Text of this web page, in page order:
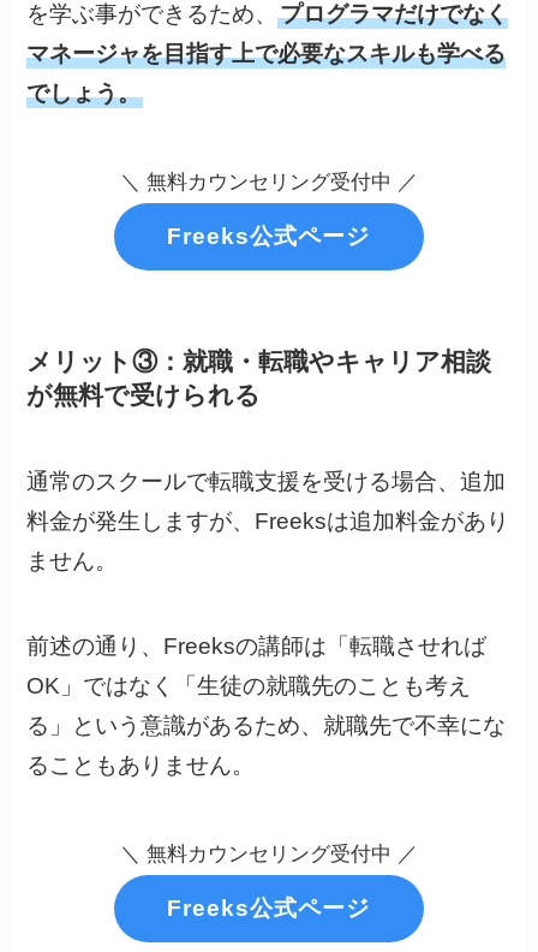
を学ぶ事ができるため、プログラマだけでなく
マネージャを目指す上で必要なスキルも学べる
でしょう。
＼ 無料カウンセリング受付中 ／
Freeks公式ページ
メリット③：就職・転職やキャリア相談
が無料で受けられる
通常のスクールで転職支援を受ける場合、追加
料金が発生しますが、Freeksは追加料金があり
ません。
前述の通り、Freeksの講師は「転職させれば
OK」ではなく「生徒の就職先のことも考え
る」という意識があるため、就職先で不幸にな
ることもありません。
＼ 無料カウンセリング受付中 ／
Freeks公式ページ